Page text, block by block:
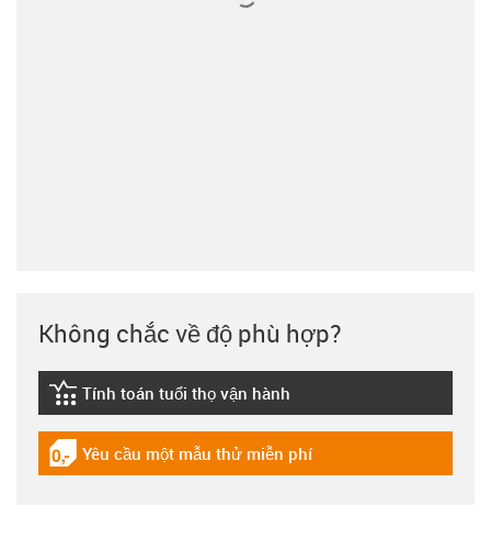
Không chắc về độ phù hợp?
igus-icon-lebensdauerrechner
Tính toán tuổi thọ vận hành
igus-icon-gratismuster
Yêu cầu một mẫu thử miễn phí